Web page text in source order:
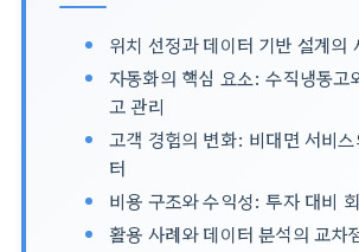
위치 선정과 데이터 기반 설계의
자동화의 핵심 요소: 수직냉동고
고 관리
고객 경험의 변화: 비대면 서비스
터
비용 구조와 수익성: 투자 대비
활용 사례와 데이터 분석의 교차